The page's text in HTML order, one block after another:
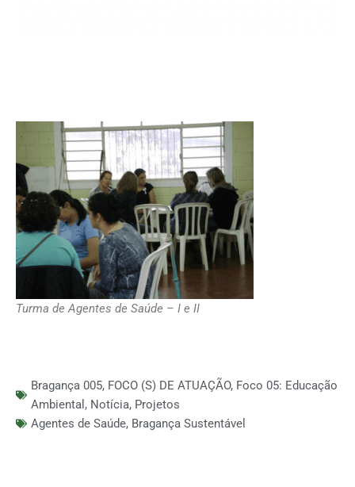
Turma de Agentes de Saúde – I e II
Bragança 005, FOCO (S) DE ATUAÇÃO, Foco 05: Educação
Ambiental , Notícia, Projetos
Agentes de Saúde, Bragança Sustentável